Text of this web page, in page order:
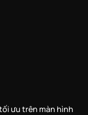
ưu trên màn hình